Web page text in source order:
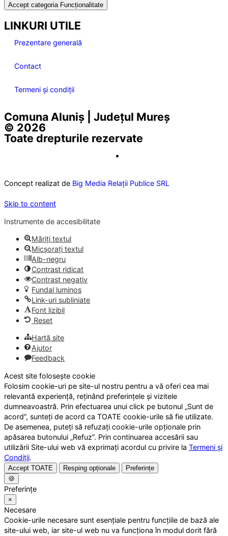
Accept categoria Funcționalitate
LINKURI UTILE
Prezentare generală
Contact
Termeni și condiții
Comuna Aluniș | Județul Mureș
© 2026
Toate drepturile rezervate
Concept realizat de Big Media Relații Publice SRL
Skip to content
Instrumente de accesibilitate
Măriți textul
Micșorați textul
Alb-negru
Contrast ridicat
Contrast negativ
Fundal luminos
Link-uri subliniate
Font lizibil
Reset
Hartă site
Ajutor
Feedback
Acest site folosește cookie
Folosim cookie-uri pe site-ul nostru pentru a vă oferi cea mai
relevantă experiență, reținând preferințele și vizitele
dumneavoastră. Prin efectuarea unui click pe butonul „Sunt de
acord”, sunteți de acord ca TOATE cookie-urile să fie utilizate.
De asemenea, puteți să refuzați cookie-urile opționale prin
apăsarea butonului „Refuz”. Prin continuarea accesării sau
utilizării Site-ului web vă exprimați acordul cu privire la Termeni și
Condiții.
Accept TOATE Resping opționale
Preferințe
🍪
Preferințe
×
Necesare
Cookie-urile necesare sunt esențiale pentru funcțiile de bază ale
site-ului web, iar site-ul web nu va funcționa în modul dorit fără